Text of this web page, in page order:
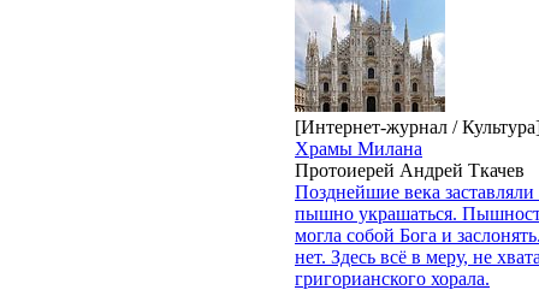
[Интернет-журнал /
Храмы Милана
Протоиерей Андрей Ткачев
Позднейшие века
пышно украшаться.
могла собой Бога и
нет. Здесь всё в меру, не
григорианского хорала.